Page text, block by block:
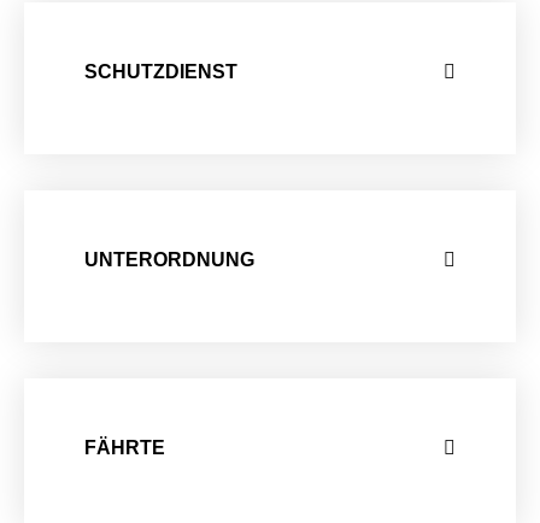
SCHUTZDIENST
UNTERORDNUNG
FÄHRTE